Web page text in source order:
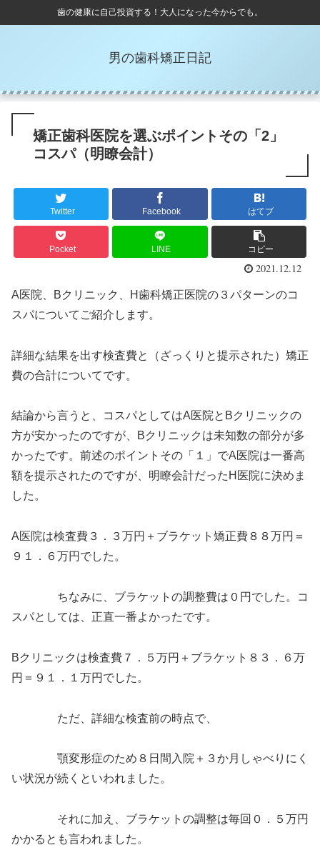
歯の健康に自己投資する！大人になった今からでも。
男の歯科矯正日記
矯正歯科医院を選ぶポイントその「2」
コスパ（明瞭会計）
Twitter Facebook はてブ
Pocket LINE コピー
2021.12.12
A医院、Bクリニック、H歯科矯正医院の３パターンのコ
スパについてご紹介します。
詳細な結果を出す検査費と（ざっくりと提示された）矯正
費の合計についてです。
結論から言うと、コスパとしてはA医院とBクリニックの
方が安かったのですが、Bクリニックは未知数の部分が多
かったです。前述のポイントその「１」でA医院は一番高
額を提示されたのですが、明瞭会計だったH医院に決めま
した。
A医院は検査費３．３万円＋ブラケット矯正費８８万円＝
９１．６万円でした。
ちなみに、ブラケットの調整費は０円でした。コ
スパとしては、正直一番よかったです。
Bクリニックは検査費７．５万円＋ブラケット８３．６万
円＝９１．１万円でした。
ただ、詳細な検査前の時点で、
顎変形症のため８日間入院＋３か月しゃべりにく
い状況が続くといわれました。
それに加え、ブラケットの調整は毎回０．５万円
かかるとも言われました。